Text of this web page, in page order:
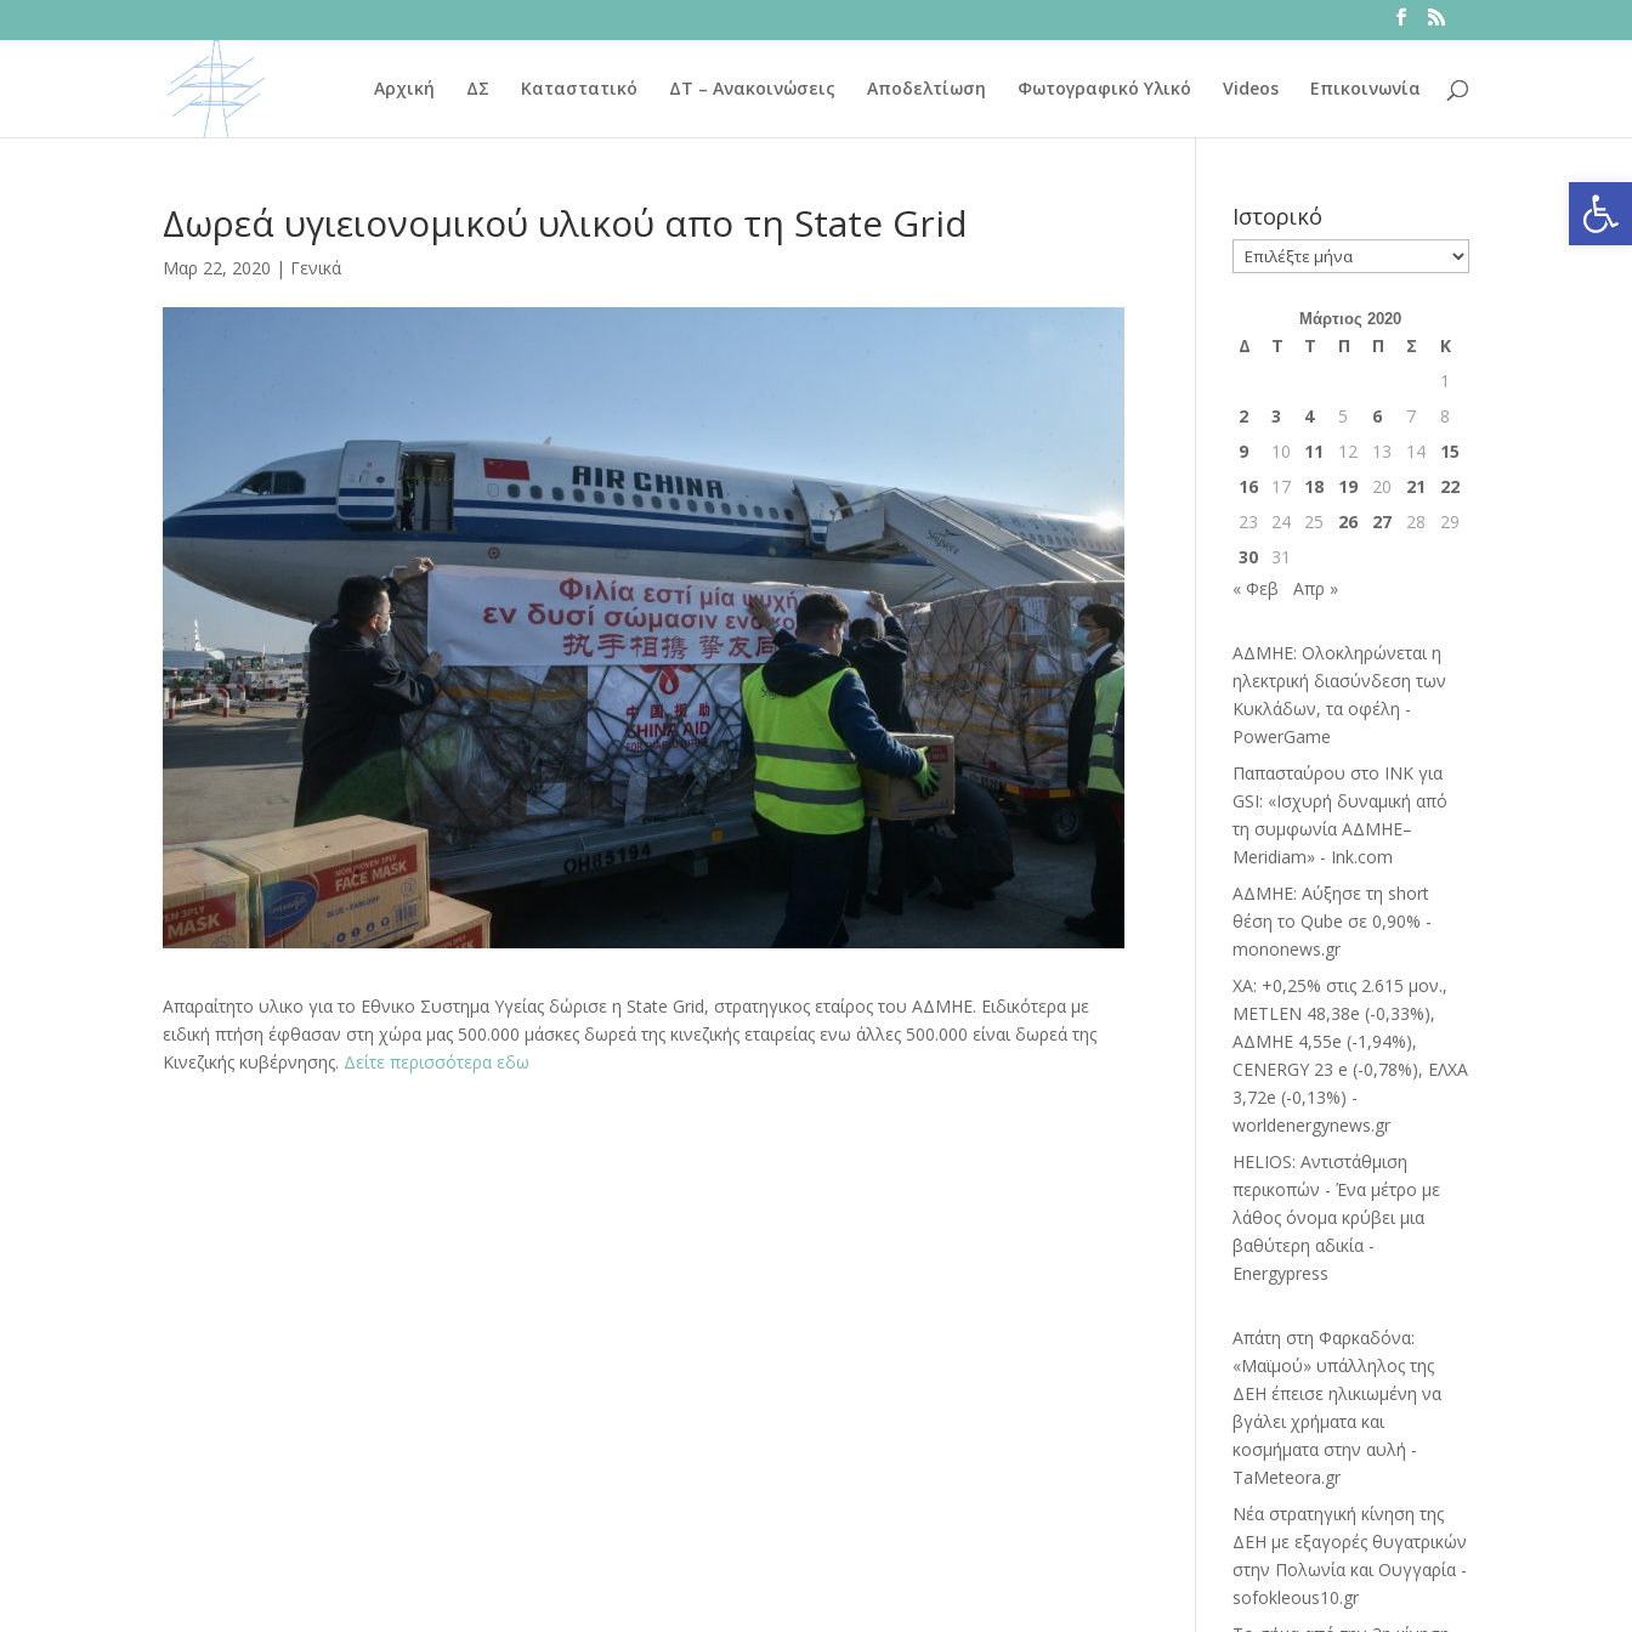
Αρχική ΔΣ Καταστατικό ΔΤ – Ανακοινώσεις Αποδελτίωση Φωτογραφικό Υλικό Videos Επικοινωνία
Δωρεά υγιειονομικού υλικού απο τη State Grid
Μαρ 22, 2020 | Γενικά
Απαραίτητο υλικο για το Εθνικο Συστημα Υγείας δώρισε η State Grid, στρατηγικος εταίρος του ΑΔΜΗΕ. Ειδικότερα με
ειδική πτήση έφθασαν στη χώρα μας 500.000 μάσκες δωρεά της κινεζικής εταιρείας ενω άλλες 500.000 είναι δωρεά της
Κινεζικής κυβέρνησης. Δείτε περισσότερα εδω
Ιστορικό
Ιστορικό
Μάρτιος 2020
Δ Τ Τ Π Π Σ
Κ
1
2
3 4 5 6 7
8
9
10 11 12 13 14
15
16
17 18 19 20 21
22
23
24 25 26 27 28
29
30
31
« Φεβ
Απρ »
ΑΔΜΗΕ: Ολοκληρώνεται η
ηλεκτρική διασύνδεση των
Κυκλάδων, τα οφέλη -
PowerGame
Παπασταύρου στο INK για
GSI: «Ισχυρή δυναμική από
τη συμφωνία ΑΔΜΗΕ–
Meridiam» - Ink.com
ΑΔΜΗΕ: Αύξησε τη short
θέση το Qube σε 0,90% -
mononews.gr
ΧΑ: +0,25% στις 2.615 μον.,
METLEN 48,38e (-0,33%),
ΑΔΜΗΕ 4,55e (-1,94%),
CENERGY 23 e (-0,78%), ΕΛΧΑ
3,72e (-0,13%) -
worldenergynews.gr
HELIOS: Αντιστάθμιση
περικοπών - Ένα μέτρο με
λάθος όνομα κρύβει μια
βαθύτερη αδικία -
Energypress
Απάτη στη Φαρκαδόνα:
«Μαϊμού» υπάλληλος της
ΔΕΗ έπεισε ηλικιωμένη να
βγάλει χρήματα και
κοσμήματα στην αυλή -
TaMeteora.gr
Νέα στρατηγική κίνηση της
ΔΕΗ με εξαγορές θυγατρικών
στην Πολωνία και Ουγγαρία -
sofokleous10.gr